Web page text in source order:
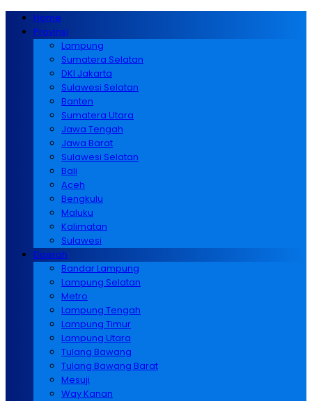
Home
Provinsi
Lampung
Sumatera Selatan
DKI Jakarta
Sulawesi Selatan
Banten
Sumatera Utara
Jawa Tengah
Jawa Barat
Sulawesi Selatan
Bali
Aceh
Bengkulu
Maluku
Kalimatan
Sulawesi
Daerah
Bandar Lampung
Lampung Selatan
Metro
Lampung Tengah
Lampung Timur
Lampung Utara
Tulang Bawang
Tulang Bawang Barat
Mesuji
Way Kanan